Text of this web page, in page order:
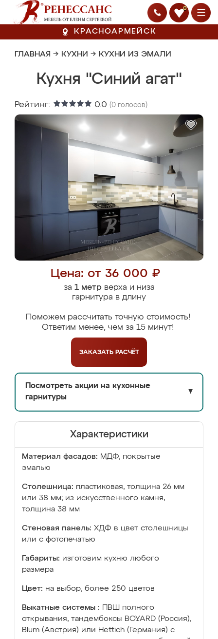
0
КРАСНОАРМЕЙСК
ГЛАВНАЯ → КУХНИ → КУХНИ ИЗ ЭМАЛИ
Кухня "Синий агат"
Рейтинг: 0.0 (0 голосов)
Цена: от 36 000 ₽
за 1 метрверха и низа
гарнитура в длину
Поможем рассчитать точную стоимость!
Ответим менее, чем за 15 минут!
ЗАКАЗАТЬ РАСЧЁТ
Посмотреть акции на кухонные
гарнитуры
▼
Характеристики
Материал фасадов: МДФ, покрытые
эмалью
Столешница: пластиковая, толщина 26 мм
или 38 мм; из искусственного камня,
толщина 38 мм
Стеновая панель: ХДФ в цвет столешницы
или с фотопечатью
Габариты: изготовим кухню любого
размера
Цвет: на выбор, более 250 цветов
Выкатные системы :
ПВШ полного
открывания, тандембоксы BOYARD (Россия),
Blum (Австрия) или Hettich (Германия) с